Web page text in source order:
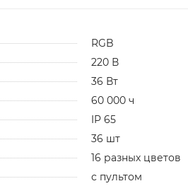
RGB
220 В
36 Вт
60 000 ч
IP 65
36 шт
16 разных цветов
с пультом